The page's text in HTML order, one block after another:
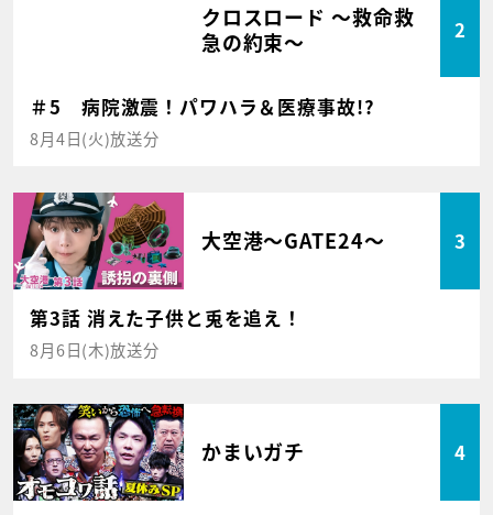
クロスロード ～救命救
急の約束～
2
＃5 病院激震！パワハラ＆医療事故!?
8月4日(火)放送分
大空港～GATE24～ 3
第3話 消えた子供と兎を追え！
8月6日(木)放送分
かまいガチ 4